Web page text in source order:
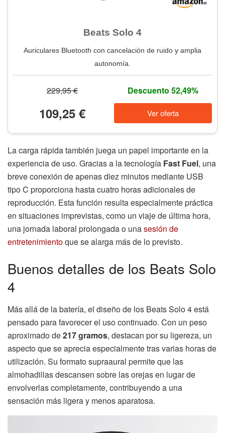
Beats Solo 4
Auriculares Bluetooth con cancelación de ruido y amplia
autonomía.
229,95 € Descuento 52,49%
109,25 € Ver oferta
La carga rápida también juega un papel importante en la
experiencia de uso. Gracias a la tecnología Fast Fuel, una
breve conexión de apenas diez minutos mediante USB
tipo C proporciona hasta cuatro horas adicionales de
reproducción. Esta función resulta especialmente práctica
en situaciones imprevistas, como un viaje de última hora,
una jornada laboral prolongada o unasesión de
entretenimientoque se alarga más de lo previsto.
Buenos detalles de los Beats Solo
4
Más allá de la batería, el diseño de los Beats Solo 4 está
pensado para favorecer el uso continuado. Con un peso
aproximado de217 gramos, destacan por su ligereza, un
aspecto que se aprecia especialmente tras varias horas de
utilización. Su formato supraaural permite que las
almohadillas descansen sobre las orejas en lugar de
envolverlas completamente, contribuyendo a una
sensación más ligera y menos aparatosa.